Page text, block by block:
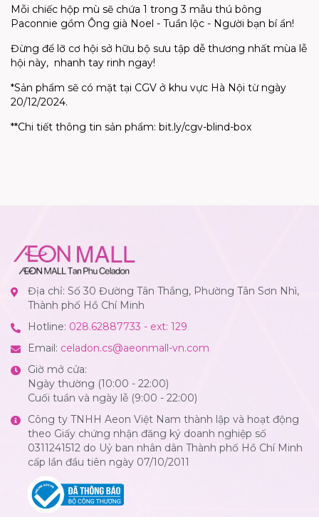
Mỗi chiếc hộp mù sẽ chứa 1 trong 3 mẫu thú bông
Paconnie gồm Ông già Noel - Tuần lộc - Người bạn bí ẩn!
Đừng để lỡ cơ hội sở hữu bộ sưu tập dễ thương nhất mùa lễ
hội này, nhanh tay rinh ngay!
*Sản phẩm sẽ có mặt tại CGV ở khu vực Hà Nội từ ngày
20/12/2024.
**Chi tiết thông tin sản phẩm: bit.ly/cgv-blind-box
Địa chỉ: Số 30 Đường Tân Thắng, Phường Tân Sơn Nhì,
Thành phố Hồ Chí Minh
Hotline: 028.62887733 - ext: 129
Email: celadon.cs@aeonmall-vn.com
Giờ mở cửa:
Ngày thường (10:00 - 22:00)
Cuối tuần và ngày lễ (9:00 - 22:00)
Công ty TNHH Aeon Việt Nam thành lập và hoạt động
theo Giấy chứng nhận đăng ký doanh nghiệp số
0311241512 do Uỷ ban nhân dân Thành phố Hồ Chí Minh
cấp lần đầu tiên ngày 07/10/2011